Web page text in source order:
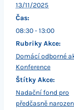
13/11/2025
Čas:
08:30 - 13:00
Rubriky Akce:
Domácí odborné
Konference
Štítky Akce:
Nadační fond pro
předčasně